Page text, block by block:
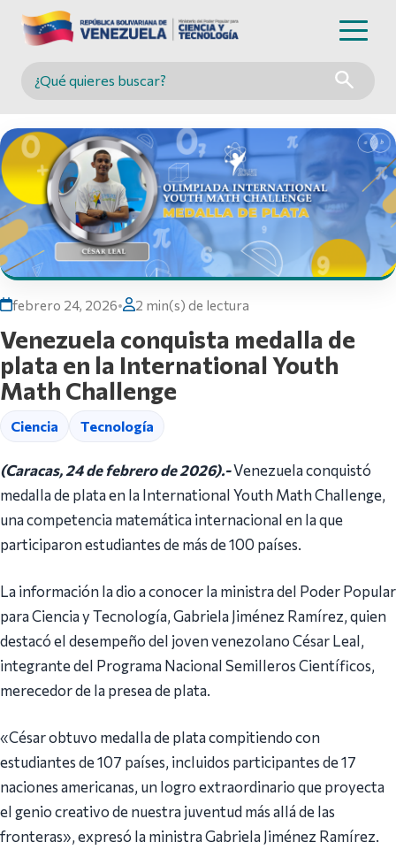
Buscar en MINCYT
febrero 24, 2026• 2 min(s) de lectura
Venezuela conquista medalla de
plata en la International Youth
Math Challenge
Ciencia Tecnología
(Caracas, 24 de febrero de 2026).-Venezuela conquistó
medalla de plata en la International Youth Math Challenge,
una competencia matemática internacional en la que
participaron estudiantes de más de 100 países.
La información la dio a conocer la ministra del Poder Popular
para Ciencia y Tecnología, Gabriela Jiménez Ramírez, quien
destacó el desempeño del joven venezolano César Leal,
integrante del Programa Nacional Semilleros Científicos,
merecedor de la presea de plata.
«César obtuvo medalla de plata compitiendo con
estudiantes de 107 países, incluidos participantes de 17
naciones americanas, un logro extraordinario que proyecta
el genio creativo de nuestra juventud más allá de las
fronteras», expresó la ministra Gabriela Jiménez Ramírez.